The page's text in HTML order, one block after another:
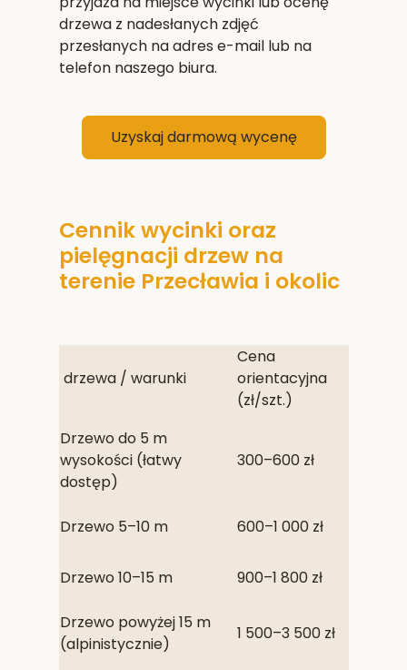
drzewa z nadesłanych zdjęć
przesłanych na adres e-mail lub na
telefon naszego biura.
Uzyskaj darmową wycenę
Cennik wycinki oraz
pielęgnacji drzew na
terenie Przecławia i okolic
drzewa / warunki
Cena
orientacyjna
(zł/szt.)
Drzewo do 5 m
wysokości (łatwy
dostęp)
300–600 zł
Drzewo 5–10 m 600–1 000 zł
Drzewo 10–15 m 900–1 800 zł
Drzewo powyżej 15 m
(alpinistycznie)
1 500–3 500 zł